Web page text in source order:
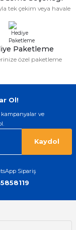
tek çekim veya havale
Paketleme
özel paketleme
Ol!
kampanyalar ve
Kaydol
Sipariş